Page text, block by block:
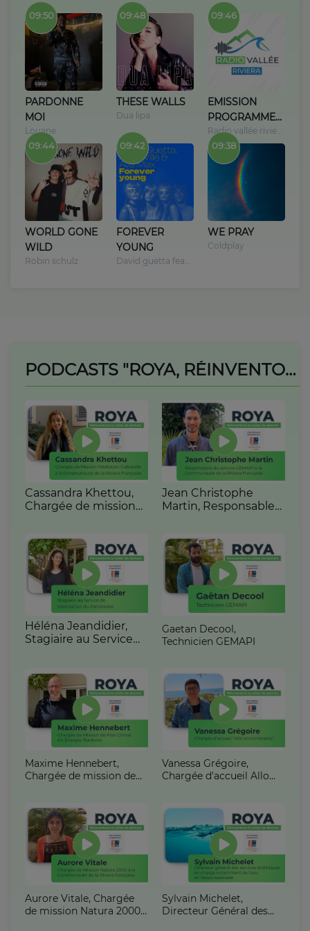
Jeu concours
Contactez-nous
Se connecter
09:50
PARDONNE
MOI
Louane
09:48
THESE WALLS
Dua lipa
09:46
EMISSION
PROGRAMME
TV
Radio vallée riviera
09:44
WORLD GONE
WILD
Robin schulz
09:42
FOREVER
YOUNG
David guetta feat neyo
09:38
WE PRAY
Coldplay
PODCASTS "ROYA, RÉINVENTONS LA VALLÉE DE DEMAIN"
Cassandra Khettou,
Chargée de mission
Jean Christophe
Martin, Responsable
Héléna Jeandidier,
Stagiaire au Service
Gaetan Decool,
Technicien GEMAPI
Maxime Hennebert,
Chargée de mission de
Vanessa Grégoire,
Chargée d'accueil Allo
Aurore Vitale, Chargée
de mission Natura 2000
Sylvain Michelet,
Directeur Général des